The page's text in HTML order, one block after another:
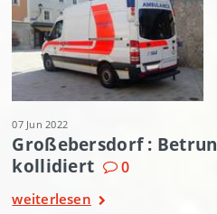
07 Jun 2022
Großebersdorf :
kollidiert
0
weiterlesen